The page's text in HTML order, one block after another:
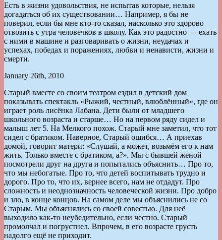
Есть в жизни удовольствия, не испытав которые, нельзя
догадаться об их существовании… Например, я бы не
поверил, если бы мне кто-то сказал, насколько это здорово
отвозить с утра человечков в школу. Как это радостно — ехать
с ними в машине и разговаривать о жизни, неудачах и
успехах, победах и поражениях, любви и ненависти, жизни и
смерти.
January 26th, 2010
Старый вместе со своим театром ездил в детский дом
показывать спектакль «Рыжий, честный, влюблённый», где он
играет роль лисёнка Лабана. Дети были от младшего
школьного возраста и старше… Но на первом ряду сидел и
малыш лет 5. На Мелкого похож. Старый мне заметил, что тот
сидел с братиком. Наверное, Старый ошибся… А приехав
домой, говорит матери: «Слушай, а может, возьмём его к нам
жить. Только вместе с братиком, а?». Мы с бывшей женой
посмотрели друг на друга и попытались объяснить… Про то,
что мы небогатые. Про то, что детей воспитывать трудно и
дорого. Про то, что их, вернее всего, нам не отдадут. Про
сложность и неоднозначность человеческой жизни. Про добро
и зло, в конце концов. На самом деле мы объяснились не со
Старым. Мы объяснялись со своей совестью. Для неё
выходило как-то неубедительно, если честно. Старый
промолчал и погрустнел. Впрочем, в его возрасте грусть
надолго ещё не приходит.